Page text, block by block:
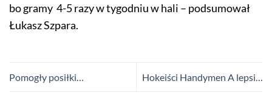
bo gramy 4-5 razy w tygodniu w hali – podsumował
Łukasz Szpara.
Pomogły posiłki… Hokeiści Handymen A lepsi…